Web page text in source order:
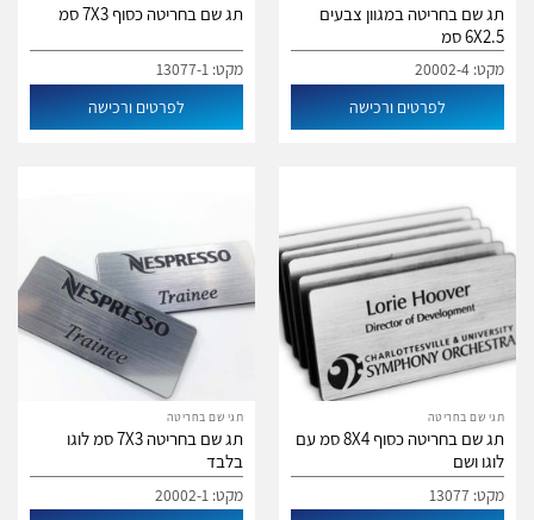
תג שם בחריטה במגוון צבעים
6X2.5 סמ
מקט: 20002-4
לפרטים ורכישה
תג שם בחריטה כסוף 7X3 סמ
מקט: 13077-1
לפרטים ורכישה
תגי שם בחריטה
תג שם בחריטה כסוף 8X4 סמ עם
לוגו ושם
מקט: 13077
תגי שם בחריטה
תג שם בחריטה 7X3 סמ לוגו
בלבד
מקט: 20002-1